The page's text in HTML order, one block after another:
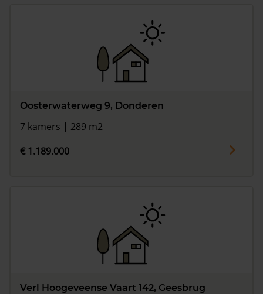
Oosterwaterweg 9, Donderen
7 kamers | 289 m2
€ 1.189.000
Verl Hoogeveense Vaart 142, Geesbrug